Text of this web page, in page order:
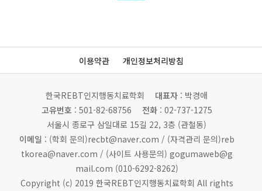
이용약관 개인정보처리방침
한국REBT인지행동치료학회 대표자 : 박경애
고유번호 : 501-82-68756 전화: 02-737-1275
서울시 종로구 삼일대로 15길 22, 3층 (관철동)
이메일 : (학회 문의)recbt@naver.com / (자격관리 문의)reb
tkorea@naver.com / (사이트 사용문의) gogumaweb@g
mail.com (010-6292-8262)
Copyright (c) 2019 한국REBT인지행동치료학회 All rights